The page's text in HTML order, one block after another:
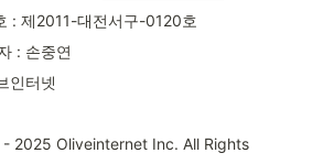
: 제2011-대전서구-0120호
: 손중연
인터넷
- 2025 Oliveinternet Inc. All Rights